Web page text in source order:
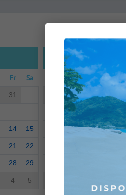
Fr Sa
31
14 15
21 22
28 29
4 5
September 2026
Mo Tu We Th
31
7 8 10
14 15 16 17